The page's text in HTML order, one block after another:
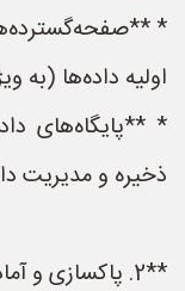
اولیه داده‌ها (به
ذخیره و مدیریت
**2. پاکسازی و آماده‌سازی داده‌ها:**